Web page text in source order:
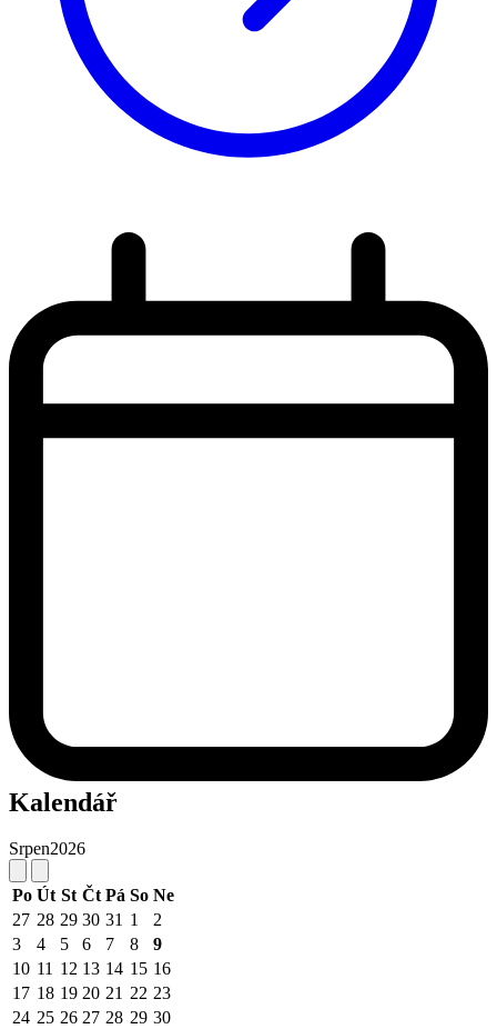
Kalendář
Srpen2026
Po Út St Čt Pá So Ne
27 28 29 30 31 1
2
3
4 5 6 7 8
9
10 11 12 13 14 15 16
17 18 19 20 21 22 23
24 25 26 27 28 29 30